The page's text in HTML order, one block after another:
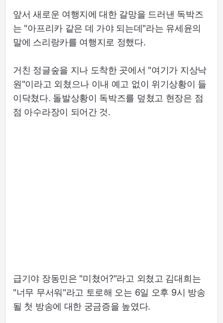
앞서 새로운 여행지에 대한 갈망을 드러낸 독박즈
는 "아프리카 같은 데 가야 되는데"라는 유세윤의
말에 스리랑카를 여행지로 정했다.
거친 정글숲을 지나 도착한 곳에서 "여기가 지상낙
원"이라고 외쳤으나 이내 예고 없이 위기상황이 들
이닥쳤다. 돌발상황이 독박즈를 덮쳤고 현장은 점
점 아수라장이 되어간 것.
급기야 장동민은 "미쳤어?"라고 외쳤고 김대희는
"너무 무서워"라고 토로해 오는 6일 오후 9시 방송
될 첫 방송에 대한 궁금증을 높였다.